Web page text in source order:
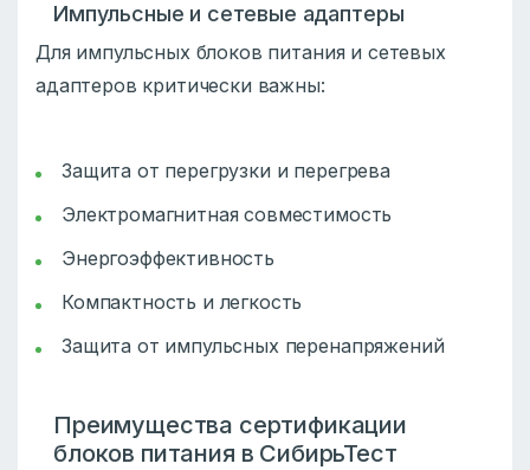
Импульсные и сетевые адаптеры
Для импульсных блоков питания и сетевых
адаптеров критически важны:
Защита от перегрузки и перегрева
Электромагнитная совместимость
Энергоэффективность
Компактность и легкость
Защита от импульсных перенапряжений
Преимущества сертификации
блоков питания в СибирьТест